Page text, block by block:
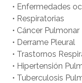
• Enfermedades
• Respiratorias
• Cáncer Pulmonar
• Derrame Pleural
• Trastornos
• Hipertensión
• Tuberculosis